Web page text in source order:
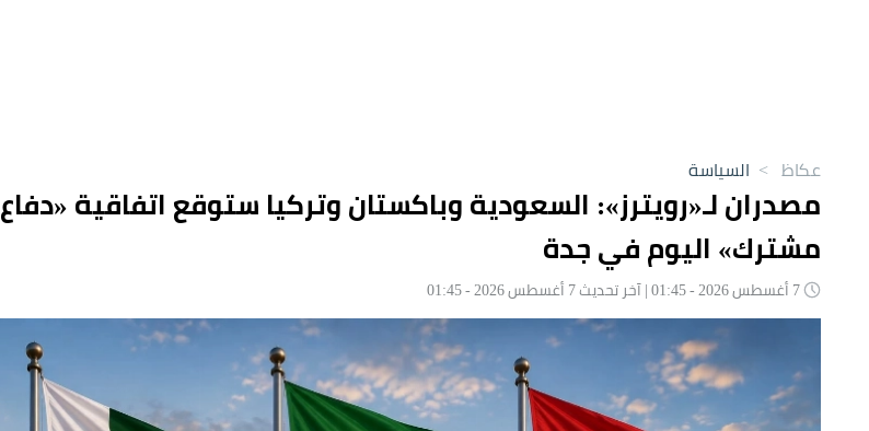
عكاظ > السياسة
مصدران لـ«رويترز»: السعودية وباكستان وتركيا ستوقع اتفاقية «دفاع
مشترك» اليوم في جدة